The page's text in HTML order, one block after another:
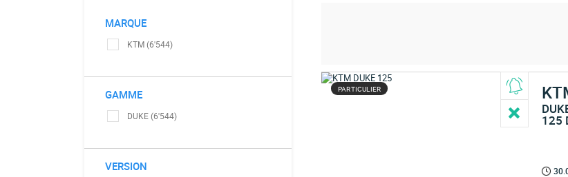
MARQUE
KTM (6'544)
GAMME
DUKE (6'544)
VERSION
PARTICULIER
125